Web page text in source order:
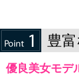
豊
優良美女モデ